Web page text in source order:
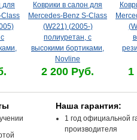
для
Class
Коврики в салон для
Mercedes-Benz S-Class
(W221) (2005-)
полиуретан, с
высокими бортиками,
Novline
2 200 Руб. 1
Наша гарантия:
1 год официальной
производителя